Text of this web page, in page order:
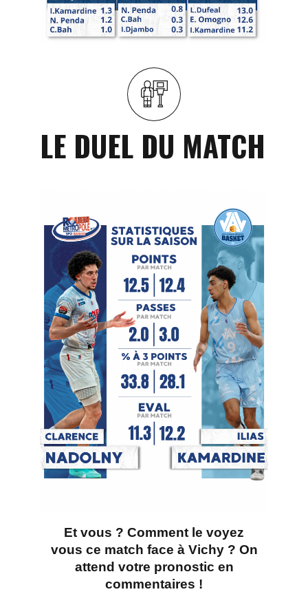
LE DUEL DU MATCH
Et vous ? Comment le voyez
vous ce match face à Vichy ? On
attend votre pronostic en
commentaires !